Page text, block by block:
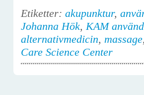
Etiketter: akupunktur,
Johanna Hök,KAM
alternativmedicin, massage,
Care Science Center